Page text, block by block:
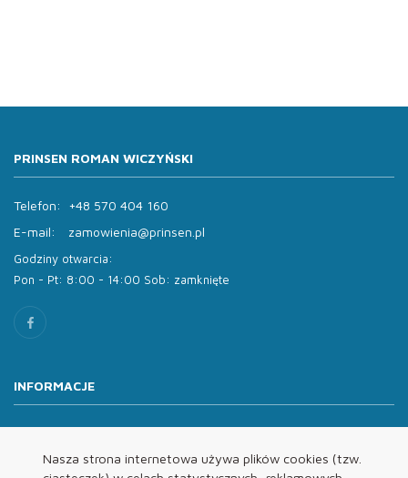
Nasza strona internetowa używa plików cookies (tzw.
PRINSEN ROMAN WICZYŃSKI
Telefon:
+48 570 404 160
E-mail:
zamowienia@prinsen.pl
Godziny otwarcia:
Pon - Pt: 8:00 - 14:00 Sob: zamknięte
INFORMACJE
Oferta